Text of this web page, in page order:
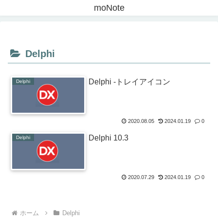
moNote
Delphi
Delphi Delphi -トレイアイコン
2020.08.05 2024.01.19 0
Delphi Delphi 10.3
2020.07.29 2024.01.19 0
ホーム Delphi